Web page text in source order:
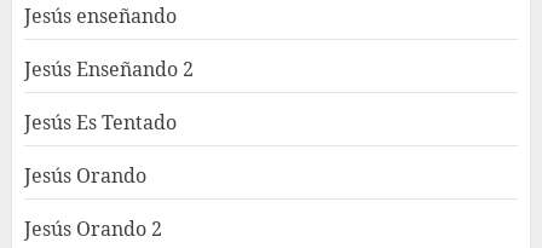
Jesús enseñando
Jesús Enseñando 2
Jesús Es Tentado
Jesús Orando
Jesús Orando 2